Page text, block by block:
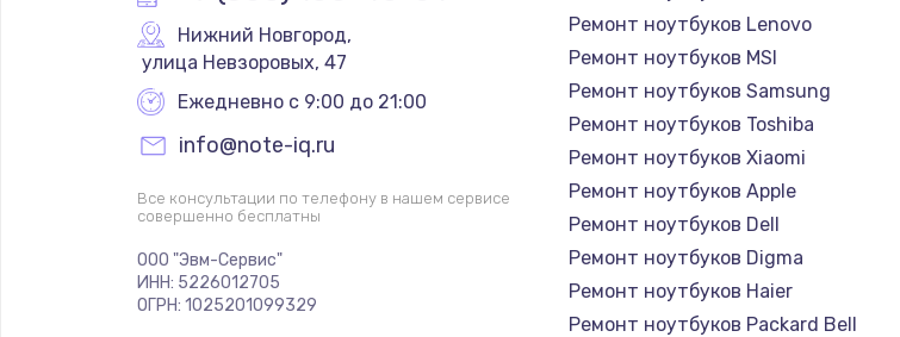
Нижний Новгород,
улица Невзоровых, 47
Ежедневно с 9:00 до 21:00
info@note-iq.ru
Все консультации по телефону в нашем сервисе
совершенно бесплатны
ООО "Эвм-Сервис"
ИНН: 5226012705
ОГРН: 1025201099329
Ремонт ноутбуков Lenovo
Ремонт ноутбуков MSI
Ремонт ноутбуков Samsung
Ремонт ноутбуков Toshiba
Ремонт ноутбуков Xiaomi
Ремонт ноутбуков Apple
Ремонт ноутбуков Dell
Ремонт ноутбуков Digma
Ремонт ноутбуков Haier
Ремонт ноутбуков Packard Bell